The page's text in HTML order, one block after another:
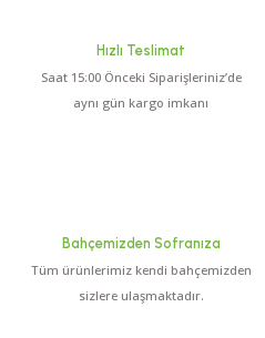
Hızlı Teslimat
Saat 15:00 Önceki Siparişleriniz’de
aynı gün kargo imkanı
Bahçemizden Sofranıza
Tüm ürünlerimiz kendi bahçemizden
sizlere ulaşmaktadır.